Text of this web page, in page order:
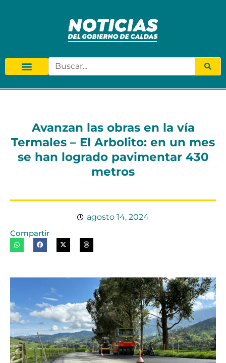
Avanzan las obras en la vía
Termales – El Arbolito: en un mes
se han logrado pavimentar 430
metros
agosto 14, 2024
Compartir